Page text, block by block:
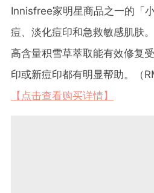
Innisfree家明星商品之一的「
痘、淡化痘印和急救敏感肌肤
高含量积雪草萃取能有效修复
印或新痘印都有明显帮助。（
【点击查看购买详情】